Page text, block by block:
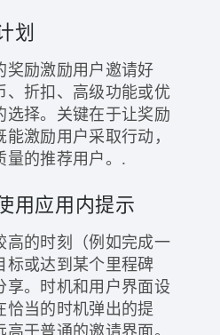
划
奖励激励用户邀请好
、折扣、高级功能或优
选择。关键在于让奖励
激励用户采取行动，
量的推荐用户。.
用应用内提示
高的时刻（例如完成一
标或达到某个里程碑
享。时机和用户界面设
恰当的时机弹出的提
高于普通的邀请界面。.